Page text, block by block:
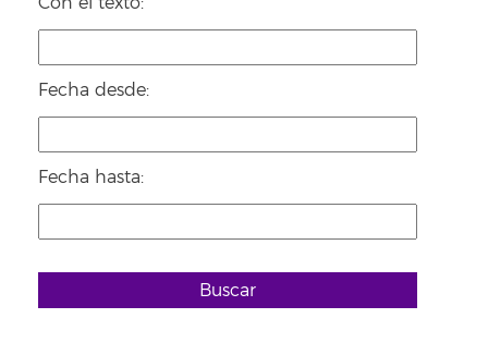
Fecha desde:
Fecha hasta:
Buscar